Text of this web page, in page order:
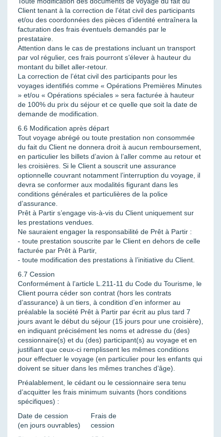
Client tenant à la correction de l’état civil des participants
et/ou des coordonnées des pièces d’identité entraînera la
facturation des frais éventuels demandés par le
prestataire.
Attention dans le cas de prestations incluant un transport
par vol régulier, ces frais pourront s’élever à hauteur du
montant du billet aller-retour.
La correction de l’état civil des participants pour les
voyages identifiés comme « Opérations Premières Minutes
» et/ou « Opérations spéciales » sera facturée à hauteur
de 100% du prix du séjour et ce quelle que soit la date de
demande de modification.
6.6 Modification après départ
Tout voyage abrégé ou toute prestation non consommée
du fait du Client ne donnera droit à aucun remboursement,
en particulier les billets d’avion à l’aller comme au retour et
les croisières. Si le Client a souscrit une assurance
optionnelle couvrant notamment l’interruption du voyage, il
devra se conformer aux modalités figurant dans les
conditions générales et particulières de la police
d’assurance.
Prêt à Partir s’engage vis-à-vis du Client uniquement sur
les prestations vendues.
Ne sauraient engager la responsabilité de Prêt à Partir :
- toute prestation souscrite par le Client en dehors de celle
facturée par Prêt à Partir,
- toute modification des prestations à l’initiative du Client.
6.7 Cession
Conformément à l’article L.211-11 du Code du Tourisme, le
Client pourra céder son contrat (hors les contrats
d’assurance) à un tiers, à condition d’en informer au
préalable la société Prêt à Partir par écrit au plus tard 7
jours avant le début du séjour (15 jours pour une croisière),
en indiquant précisément les noms et adresse du (des)
cessionnaire(s) et du (des) participant(s) au voyage et en
justifiant que ceux-ci remplissent les mêmes conditions
pour effectuer le voyage (en particulier pour les enfants qui
doivent se situer dans les mêmes tranches d’âge).
Préalablement, le cédant ou le cessionnaire sera tenu
d’acquitter les frais minimum suivants (hors conditions
spécifiques) :
Date de cession
(en jours ouvrables)
Frais de
cession